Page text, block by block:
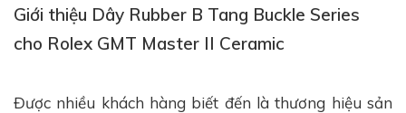
Giới thiệu Dây Rubber B Tang Buckle Series
cho Rolex GMT Master II Ceramic
Được nhiều khách hàng biết đến là thương hiệu sản